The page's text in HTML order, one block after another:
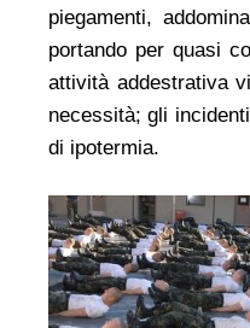
piegamenti,
portando per quasi
attività addestrativa
necessità; gli
di ipotermia.